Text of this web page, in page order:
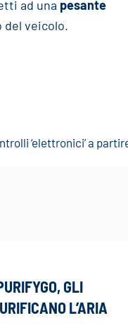
ad una pesante
del veicolo.
‘elettronici’ a
GLI
L’ARIA